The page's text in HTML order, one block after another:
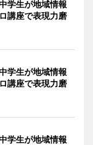
生が地域情報
講座で表現力磨
生が地域情報
講座で表現力磨
生が地域情報